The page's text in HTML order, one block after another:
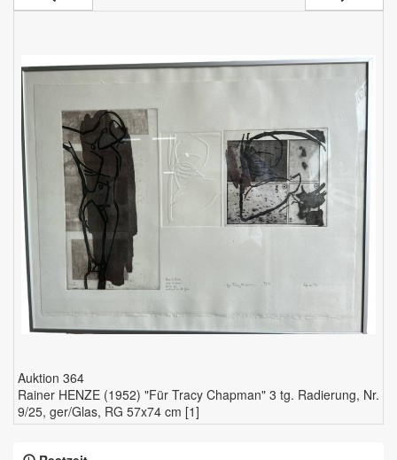
Auktion 364
Rainer HENZE (1952) "Für Tracy Chapman" 3 tg. Radierung, Nr.
9/25, ger/Glas, RG 57x74 cm [1]